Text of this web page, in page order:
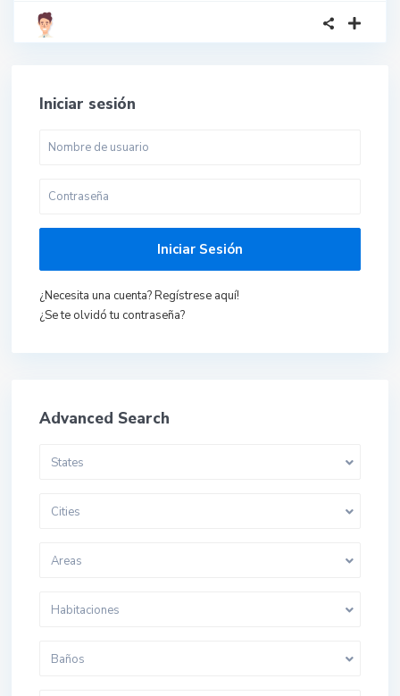
Iniciar sesión
Iniciar Sesión
¿Necesita una cuenta? Regístrese aquí!
¿Se te olvidó tu contraseña?
Advanced Search
States
Cities
Areas
Habitaciones
Baños